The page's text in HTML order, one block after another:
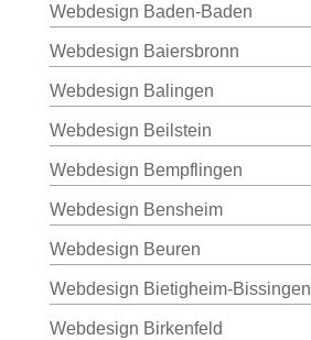
Webdesign Baden-Baden
Webdesign Baiersbronn
Webdesign Balingen
Webdesign Beilstein
Webdesign Bempflingen
Webdesign Bensheim
Webdesign Beuren
Webdesign Bietigheim-Bissingen
Webdesign Birkenfeld